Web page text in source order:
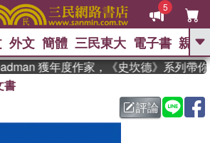
5
GO
父親節 、 如果歷
暑期推薦 、 國際布克
外文 簡體 三民東大 電子書 親子
獲年度作家，《史坎德》系列帶你
書
評論